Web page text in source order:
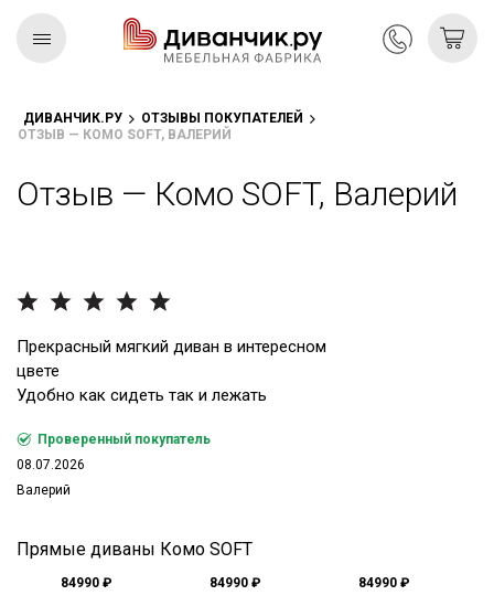
ДИВАНЧИК.РУ
ОТЗЫВЫ ПОКУПАТЕЛЕЙ
ОТЗЫВ — КОМО SOFT, ВАЛЕРИЙ
Отзыв — Комо SOFT, Валерий
Прекрасный мягкий диван в интересном
цвете
Удобно как сидеть так и лежать
Проверенный покупатель
08.07.2026
Валерий
Прямые диваны Комо SOFT
84990 ₽ 84990 ₽ 84990 ₽